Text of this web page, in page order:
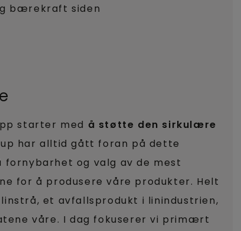
bærekraft siden
starter med å støtte den sirkulære
har alltid gått foran på dette
fornybarhet og valg av de mest
for å produsere våre produkter. Helt
et avfallsprodukt i linindustrien,
våre. I dag fokuserer vi primært